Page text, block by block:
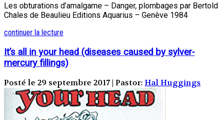
Les obturations d’amalgame – Danger, plombages par Bertold
Chales de Beaulieu Editions Aquarius – Genève 1984
continuer la lecture
It’s all in your head (diseases caused by sylver-
mercury fillings)
Posté le 29 septembre 2017 | Pastor: Hal Huggings